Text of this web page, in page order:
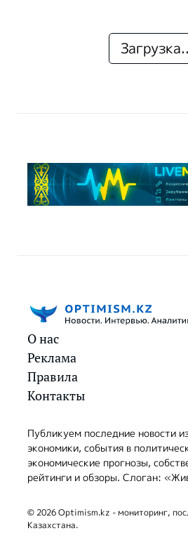
О нас
Реклама
Правила
Контакты
Публикуем последние новости
экономики, события в
экономические прогнозы,
рейтинги и обзоры. Слоган:
© 2026 Optimism.kz - мониторинг,
Казахстана.